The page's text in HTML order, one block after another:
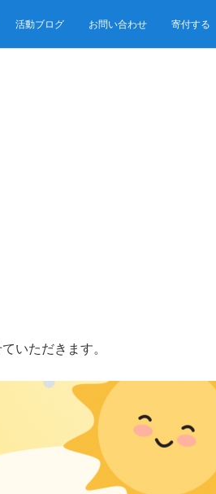
活動ブログ お問い合わせ 寄付する
いただきます。